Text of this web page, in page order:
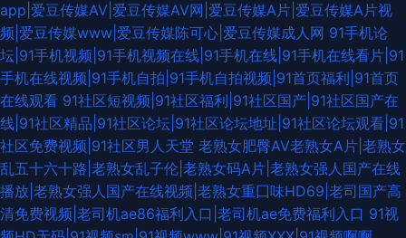
app|爱豆传媒AV|爱豆传媒AV网|爱豆传媒A片|爱豆传媒A片视
频|爱豆传媒www|爱豆传媒陈可心|爱豆传媒成人网 91手机论
坛|91手机视频|91手机视频在线|91手机在线|91手机在线看片|91
手机在线视频|91手机自拍|91手机自拍视频|91首页福利|91首页
在线观看 91社区短视频|91社区福利|91社区国产|91社区国产在
线|91社区精品|91社区论坛|91社区论坛地址|91社区论坛观看|91
社区免费视频|91社区男人天堂 老熟女肥臀AV老熟女A片|老熟女
乱五十六十路|老熟女乱子伦|老熟女码A片|老熟女强人国产在线
播放|老熟女强人国产在线视频|老熟女重囗味HD69|老司国产高
清免费视频|老司机ae86福利入口|老司机ae免费福利入口 91视